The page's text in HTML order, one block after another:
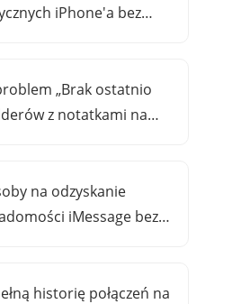
iPhone'a bez
„Brak ostatnio
z notatkami na
na odzyskanie
iMessage bez
historię połączeń na